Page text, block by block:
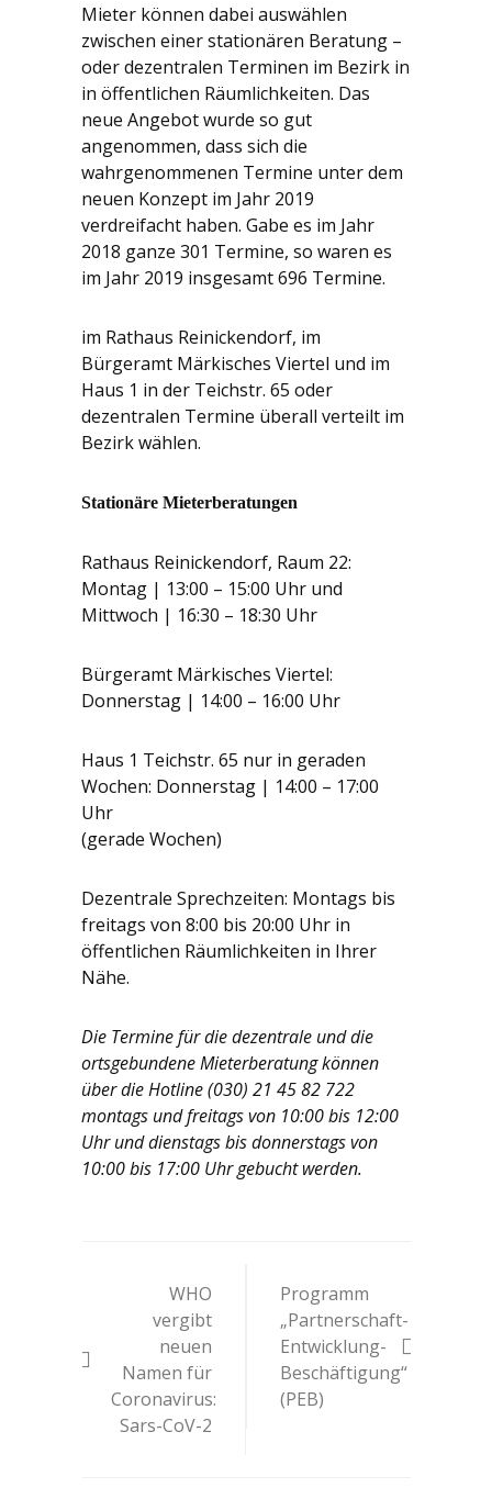
Mieter können dabei auswählen
zwischen einer stationären Beratung –
oder dezentralen Terminen im Bezirk in
in öffentlichen Räumlichkeiten. Das
neue Angebot wurde so gut
angenommen, dass sich die
wahrgenommenen Termine unter dem
neuen Konzept im Jahr 2019
verdreifacht haben. Gabe es im Jahr
2018 ganze 301 Termine, so waren es
im Jahr 2019 insgesamt 696 Termine.
im Rathaus Reinickendorf, im
Bürgeramt Märkisches Viertel und im
Haus 1 in der Teichstr. 65 oder
dezentralen Termine überall verteilt im
Bezirk wählen.
Stationäre Mieterberatungen
Rathaus Reinickendorf, Raum 22:
Montag | 13:00 – 15:00 Uhr und
Mittwoch | 16:30 – 18:30 Uhr
Bürgeramt Märkisches Viertel:
Donnerstag | 14:00 – 16:00 Uhr
Haus 1 Teichstr. 65 nur in geraden
Wochen: Donnerstag | 14:00 – 17:00
Uhr
(gerade Wochen)
Dezentrale Sprechzeiten: Montags bis
freitags von 8:00 bis 20:00 Uhr in
öffentlichen Räumlichkeiten in Ihrer
Nähe.
Die Termine für die dezentrale und die
ortsgebundene Mieterberatung können
über die Hotline (030) 21 45 82 722
montags und freitags von 10:00 bis 12:00
Uhr und dienstags bis donnerstags von
10:00 bis 17:00 Uhr gebucht werden.
Navigation
WHO
vergibt
neuen
Namen für
Coronavirus:
Sars-CoV-2
Programm
„Partnerschaft-
Entwicklung-
Beschäftigung“
(PEB)